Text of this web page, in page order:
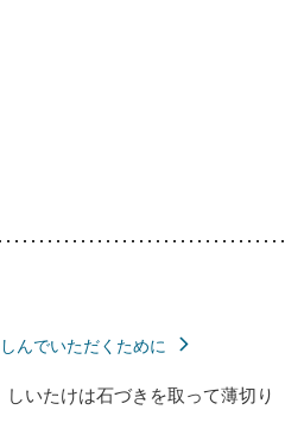
んでいただくために
いたけは石づきを取って薄切り